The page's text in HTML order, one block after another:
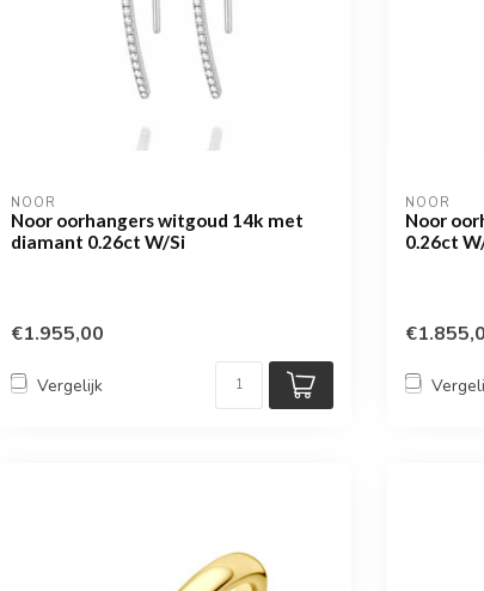
NOOR
Noor oorhangers witgoud 14k met
diamant 0.26ct W/Si
€1.955,00
Vergelijk
NOOR
Noor
0.26ct